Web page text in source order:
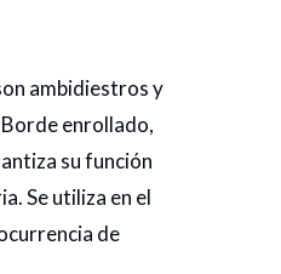
ambidiestros y
enrollado,
su función
Se utiliza en el
de